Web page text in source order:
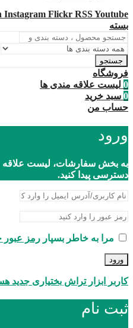
Instagram Flickr RSSYoutube
بسته
جستجو
فروشگاه
0 لیست علاقه مندی ها
0 سبد خرید
حساب من
ورود
به بخش سفارشات، لیست علاقه
دسترسی پیدا کنید.
مرا به خاطر بسپار رمز عبور
ورود
کاربر ابزار تراش بختیاری جدید
ثبت نام